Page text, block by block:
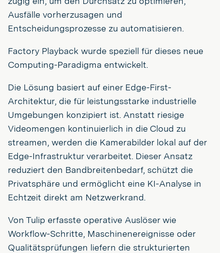
Ausfälle vorherzusagen und
Entscheidungsprozesse zu automatisieren.
Factory Playback wurde speziell für dieses neue
Computing-Paradigma entwickelt.
Die Lösung basiert auf einer Edge-First-
Architektur, die für leistungsstarke industrielle
Umgebungen konzipiert ist. Anstatt riesige
Videomengen kontinuierlich in die Cloud zu
streamen, werden die Kamerabilder lokal auf der
Edge-Infrastruktur verarbeitet. Dieser Ansatz
reduziert den Bandbreitenbedarf, schützt die
Privatsphäre und ermöglicht eine KI-Analyse in
Echtzeit direkt am Netzwerkrand.
Von Tulip erfasste operative Auslöser wie
Workflow-Schritte, Maschinenereignisse oder
Qualitätsprüfungen liefern die strukturierten